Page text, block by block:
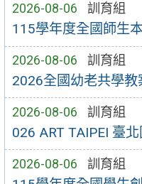
2026-08-06 訓育組
115學年度全國師生
2026-08-06 訓育組
2026全國幼老共學
2026-08-06 訓育組
026 ART TAIPEI 臺
2026-08-06 訓育組